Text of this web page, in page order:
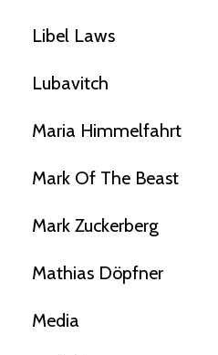
Libel Laws
Lubavitch
Maria Himmelfahrt
Mark Of The Beast
Mark Zuckerberg
Mathias Döpfner
Media